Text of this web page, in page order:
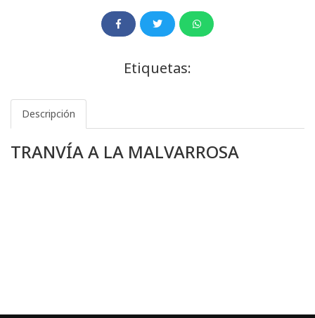
Etiquetas:
Descripción
TRANVÍA A LA MALVARROSA